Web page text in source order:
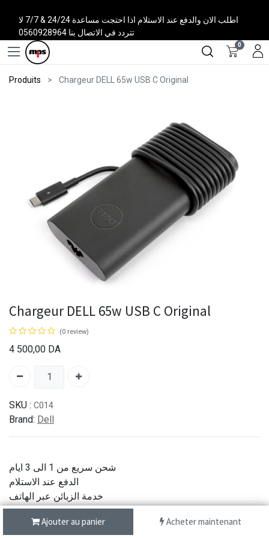
اطلب الان والدفع عند الاستلام اذا احتجت مساعدة 24/24 & 7/7 لا
تتردد في الاتصال بنا 0560928964
0
Produits Chargeur DELL 65w USB C Original
Ajouter au panier Acheter maintenant
Chargeur DELL 65w USB C Original
(0 review)
4 500,00 DA
SKU : C014
Brand: Dell
شحن سريع من 1 الى 3 ايام
الدفع عند الاستلام
خدمة الزبائن عبر الهاتف
جودة اصلية
Partager :